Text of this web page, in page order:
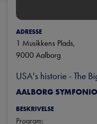
ADRESSE
1 Musikkens Plads,
9000Aalborg
USA's historie - The
AALBORG
BESKRIVELSE
Program: